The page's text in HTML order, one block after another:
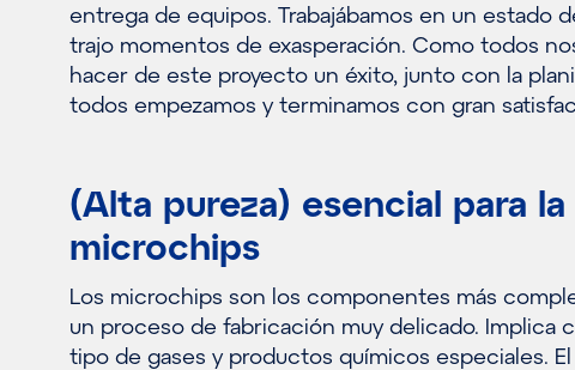
entrega de equipos. Trabajábamos en un estado
trajo momentos de exasperación. Como todos
hacer de este proyecto un éxito, junto con la
todos empezamos y terminamos con gran
(Alta pureza) esencial para
microchips
Los microchips son los componentes más
un proceso de fabricación muy delicado. Implica
tipo de gases y productos químicos especiales. El